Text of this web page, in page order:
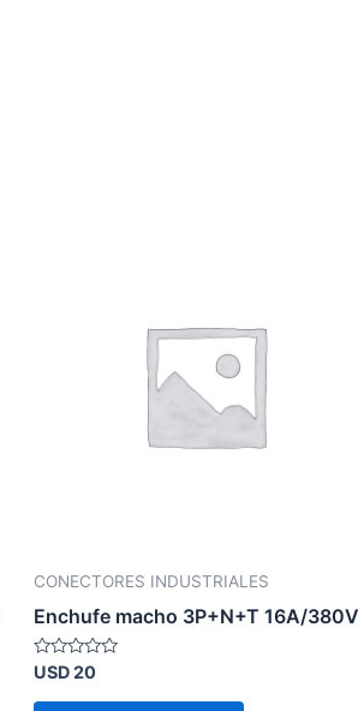
CONECTORES INDUSTRIALES
Enchufe macho 3P+N+T 16A/380V
Valorado
0
USD20